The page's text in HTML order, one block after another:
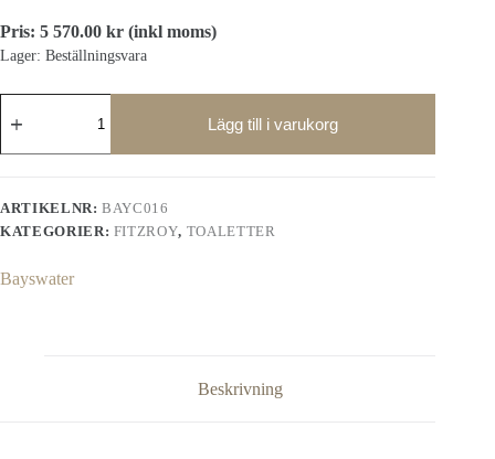
Pris: 5 570.00 kr (inkl moms)
Lager: Beställningsvara
förhöjd
mängd
Lägg till i varukorg
ARTIKELNR:BAYC016
KATEGORIER: FITZROY, TOALETTER
Bayswater
Beskrivning